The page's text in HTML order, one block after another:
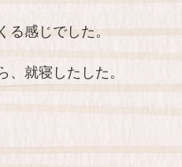
感じでした。
就寝したした。